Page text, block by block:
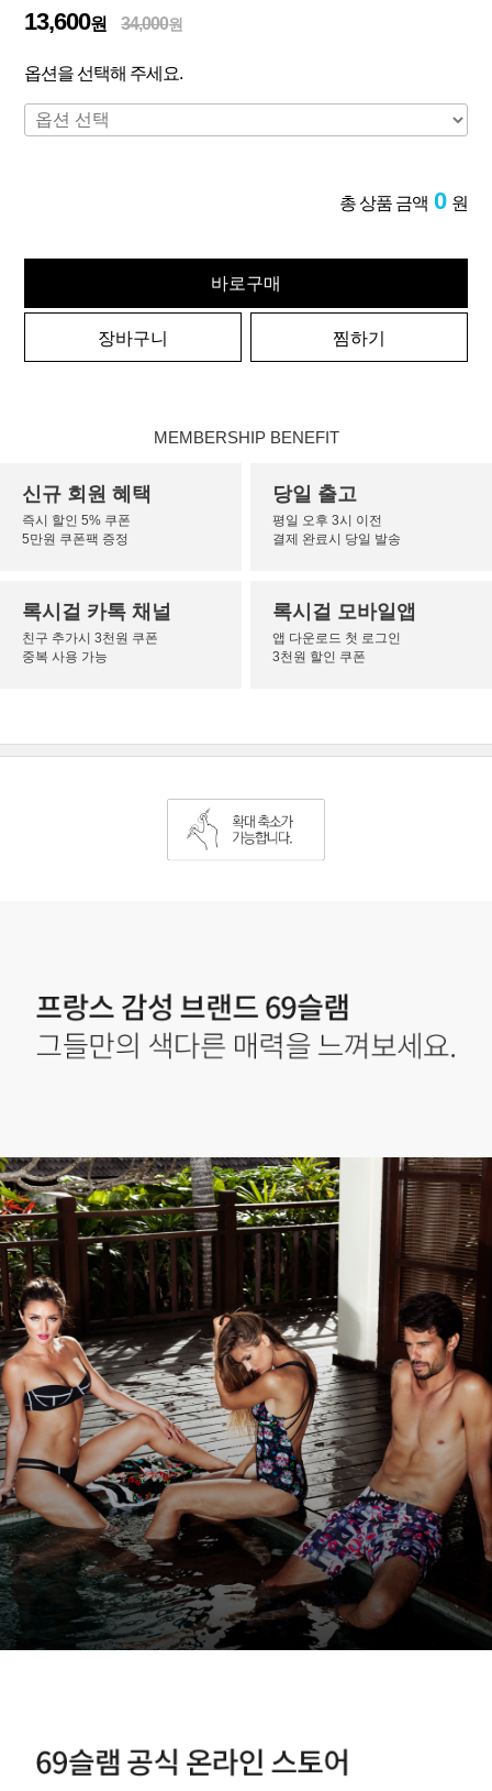
13,600원 34,000원
옵션을 선택해 주세요.
총 상품 금액 0 원
바로구매
장바구니 찜하기
MEMBERSHIP BENEFIT
신규 회원 혜택
즉시 할인 5% 쿠폰
5만원 쿠폰팩 증정
당일 출고
평일 오후 3시 이전
결제 완료시 당일 발송
록시걸 카톡 채널
친구 추가시 3천원 쿠폰
중복 사용 가능
록시걸 모바일앱
앱 다운로드 첫 로그인
3천원 할인 쿠폰